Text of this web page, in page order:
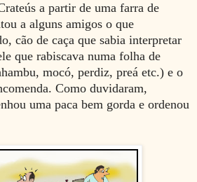
a partir de uma farra de
a alguns amigos o que
cão de caça que sabia interpretar
que rabiscava numa folha de
mocó, perdiz, preá etc.) e o
Como duvidaram,
uma paca bem gorda e ordenou